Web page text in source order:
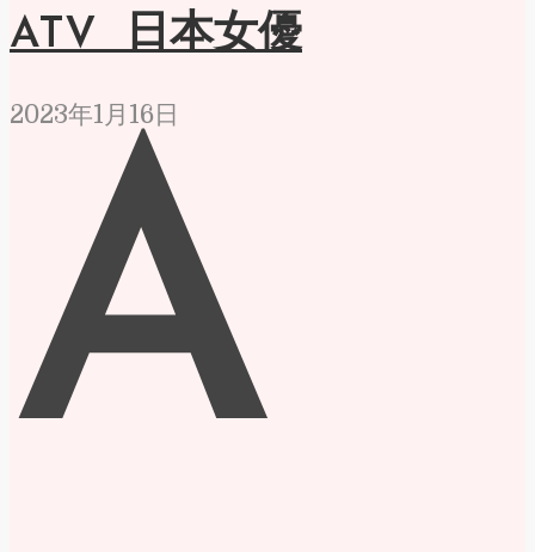
ATV 日本女優
2023年1月16日
A